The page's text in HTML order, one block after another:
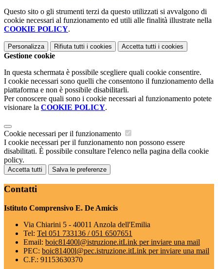
Questo sito o gli strumenti terzi da questo utilizzati si avvalgono di
cookie necessari al funzionamento ed utili alle finalità illustrate nella
COOKIE POLICY.
Personalizza Rifiuta tutti i cookies Accetta tutti i cookies
Gestione cookie
In questa schermata è possibile scegliere quali cookie consentire.
I cookie necessari sono quelli che consentono il funzionamento della
piattaforma e non è possibile disabilitarli.
Per conoscere quali sono i cookie necessari al funzionamento potete
visionare la COOKIE POLICY.
Cookie necessari per il funzionamento
I cookie necessari per il funzionamento non possono essere
disabilitati. È possibile consultare l'elenco nella pagina della cookie
policy.
Accetta tutti Salva le preferenze
Contatti
Istituto Comprensivo E. De Amicis
Via Chiarini 5 - 40011 Anzola dell'Emilia
Tel: Tel 051 733136 / 051 6507651
Email: boic81400l@istruzione.itLink per inviare una mail
PEC: boic81400l@pec.istruzione.itLink per inviare una mail
C.F.: 91153630370